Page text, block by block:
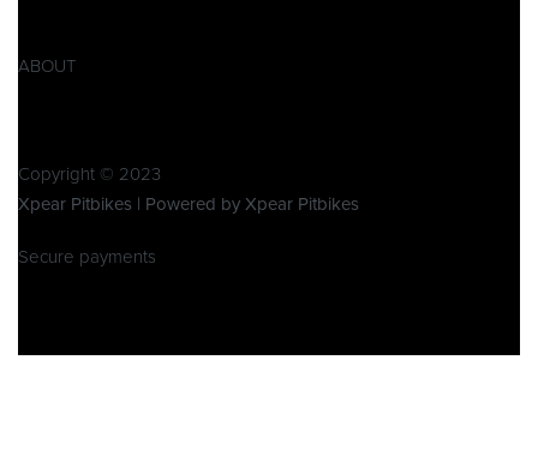
ABOUT
Copyright © 2023
Xpear Pitbikes | Powered by Xpear Pitbikes
Secure payments